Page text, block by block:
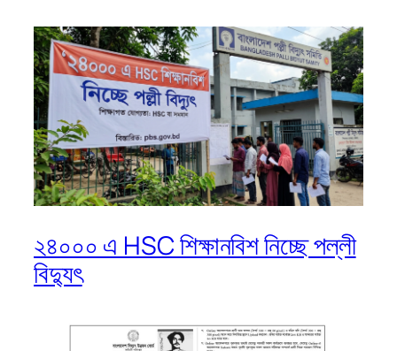
২৪০০০ এ HSC শিক্ষানবিশ নিচ্ছে পল্লী
বিদ্যুৎ